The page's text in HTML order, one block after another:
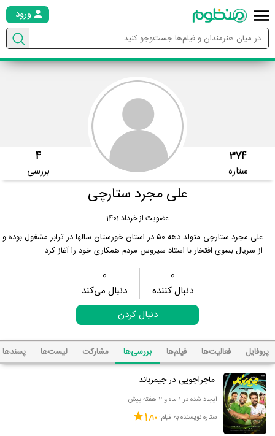
ورود
374
ستاره
4
بررسی
علی مجرد ستارچی
عضویت از خرداد 1401
علی مجرد ستارچی متولد دهه ۵0 در استان خورستان سالها در ترابر مشغول بوده و
از سریال بسوی افتخار با استاد سیروس مردم همکاری خود را آغاز کرد
0
دنبال کننده
0
دنبال می‌کند
دنبال کردن
پروفایل فعالیت‌ها فیلم‌ها بررسی‌ها مشارکت لیست‌ها پسند‌ها
ماجراجویی در جیمزباند
ایجاد شده در 1 ماه و 2 هفته پیش
ستاره نویسنده به فیلم:
1